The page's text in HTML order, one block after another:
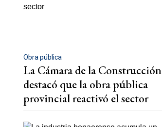
Obra pública
La Cámara de la Construcción
destacó que la obra pública
provincial reactivó el sector